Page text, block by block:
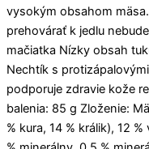
vysokým obsahom
prehovárať k jedlu
mačiatka Nízky obsah
Nechtík s
podporuje zdravie kože
balenia: 85 g Zloženie:
% kura, 14 % králik), 12